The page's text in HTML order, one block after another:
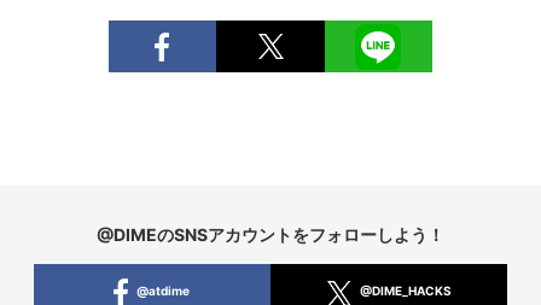
@DIMEのSNSアカウントをフォローしよう！
@atdime @DIME_HACKS